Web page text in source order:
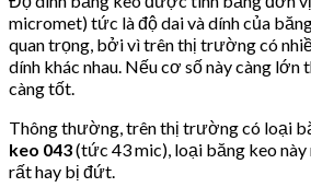
micromet) tức là độ dai và dính của
quan trọng, bởi vì trên thị trường có
dính khác nhau. Nếu cơ số này càng lớn
càng tốt.
Thông thường, trên thị trường có loại
keo 043(tức 43 mic), loại băng keo
rất hay bị đứt.